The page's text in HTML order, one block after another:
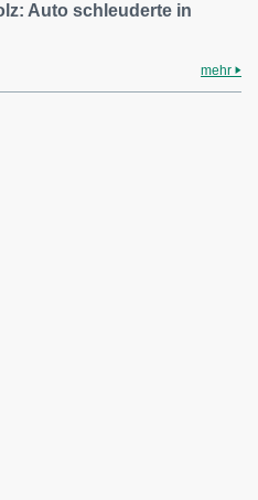
Auto schleuderte in
mehr